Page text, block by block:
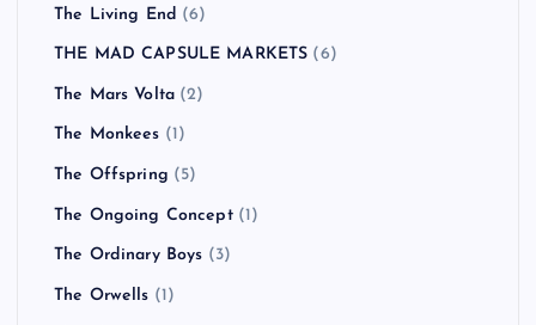
The Living End (6)
THE MAD CAPSULE MARKETS (6)
The Mars Volta (2)
The Monkees (1)
The Offspring (5)
The Ongoing Concept(1)
The Ordinary Boys (3)
The Orwells (1)